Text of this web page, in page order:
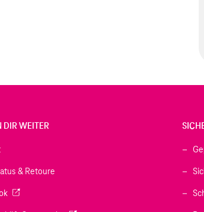
DIR WEITER
& Retoure
(Wird in einem neuen Tab geöffnet)